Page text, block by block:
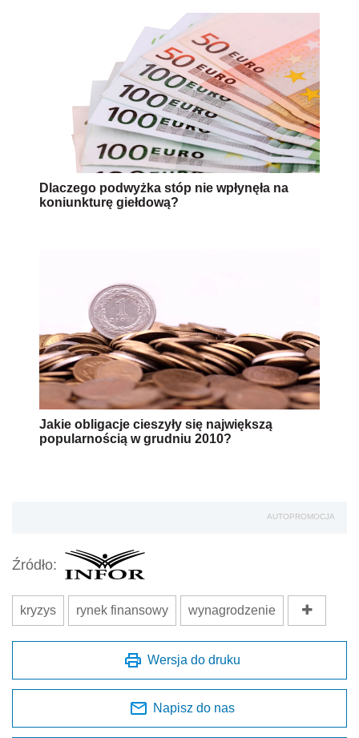
Dlaczego podwyżka stóp nie wpłynęła na
koniunkturę giełdową?
Jakie obligacje cieszyły się największą
popularnością w grudniu 2010?
AUTOPROMOCJA
Źródło:
kryzys rynek finansowy wynagrodzenie
Wersja do druku
Napisz do nas